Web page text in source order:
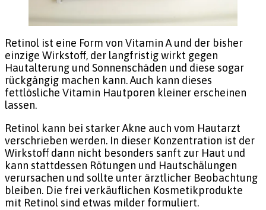
Retinol ist eine Form von Vitamin A und der bisher
einzige Wirkstoff, der langfristig wirkt gegen
Hautalterung und Sonnenschäden und diese sogar
rückgängig machen kann. Auch kann dieses
fettlösliche Vitamin Hautporen kleiner erscheinen
lassen.
Retinol kann bei starker Akne auch vom Hautarzt
verschrieben werden. In dieser Konzentration ist der
Wirkstoff dann nicht besonders sanft zur Haut und
kann stattdessen Rötungen und Hautschälungen
verursachen und sollte unter ärztlicher Beobachtung
bleiben. Die frei verkäuflichen Kosmetikprodukte
mit Retinol sind etwas milder formuliert.